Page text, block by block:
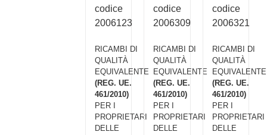
codice
2006123
RICAMBI DI
QUALITÀ
EQUIVALENTE
(REG. UE.
461/2010)
PER I
PROPRIETARI
DELLE
codice
2006309
RICAMBI DI
QUALITÀ
EQUIVALENTE
(REG. UE.
461/2010)
PER I
PROPRIETARI
DELLE
codice
2006321
RICAMBI DI
QUALITÀ
EQUIVALENTE
(REG. UE.
461/2010)
PER I
PROPRIETARI
DELLE